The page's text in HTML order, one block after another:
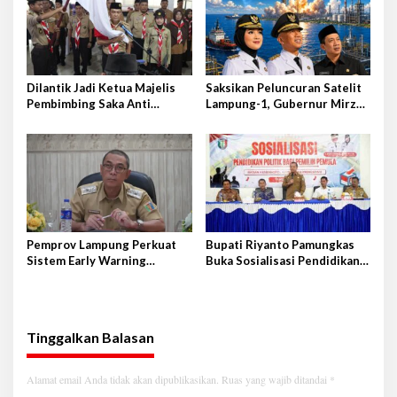
Dilantik Jadi Ketua Majelis
Pembimbing Saka Anti
Selatan, Kepala BNNK
Pramuka Garda P4GN
Saksikan Peluncuran Satelit
Lampung-1, Gubernur Mirza
Pemprov Lampung Perkuat
Sistem Early Warning
Bupati Riyanto Pamungkas
Buka Sosialisasi Pendidikan
Tinggalkan Balasan
Alamat email Anda tidak akan dipublikasikan. Ruas yang wajib ditandai *